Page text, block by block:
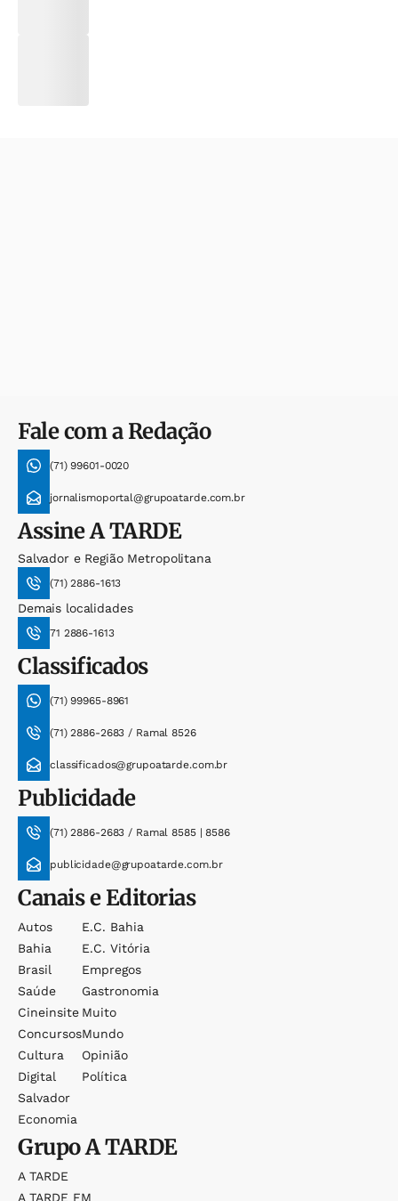
Fale com a Redação
(71) 99601-0020
jornalismoportal@grupoatarde.com.br
AssineA TARDE
Salvador e Região Metropolitana
(71) 2886-1613
Demais localidades
71 2886-1613
Classificados
(71) 99965-8961
(71) 2886-2683 / Ramal 8526
classificados@grupoatarde.com.br
Publicidade
(71) 2886-2683 / Ramal 8585 | 8586
publicidade@grupoatarde.com.br
Canais e Editorias
Autos
Bahia
Brasil
Saúde
Cineinsite
Concursos
Cultura
Digital
Salvador
Economia
E.c. Bahia
E.c. Vitória
Empregos
Gastronomia
Muito
Mundo
Opinião
Política
GrupoA TARDE
A TARDE
A TARDE FM